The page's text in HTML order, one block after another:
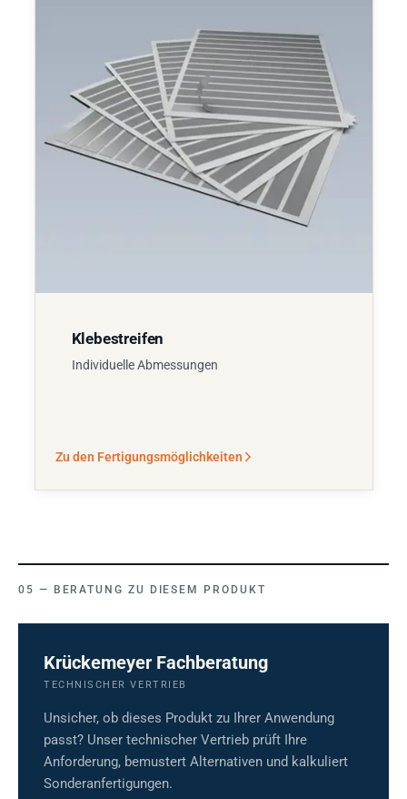
Klebestreifen
Individuelle Abmessungen
Zu den Fertigungsmöglichkeiten
BERATUNG ZU DIESEM PRODUKT
Krückemeyer Fachberatung
TECHNISCHER VERTRIEB
Unsicher, ob dieses Produkt zu Ihrer Anwendung
passt? Unser technischer Vertrieb prüft Ihre
Anforderung, bemustert Alternativen und kalkuliert
Sonderanfertigungen.